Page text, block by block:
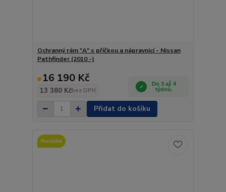
Ochranný rám "A" s příčkou a nápravnicí - Nissan
Pathfinder (2010 -)
16 190 Kč
13 380 Kčbez DPH
Do 3 až 4
týdnů.
Přidat do košíku
Novinka